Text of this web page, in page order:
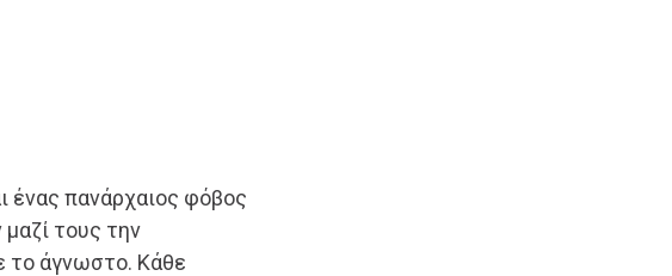
ένας πανάρχαιος φόβος
τους την
το άγνωστο. Κάθε